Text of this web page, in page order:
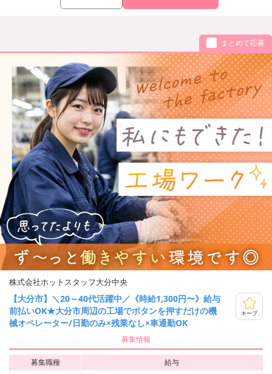
まとめて応募
株式会社ホットスタッフ大分中央
【大分市】＼20～40代活躍中／《時給1,300円〜》給与
前払いOK★大分市周辺の工場でボタンを押すだけの機
械オペレーター/日勤のみ×残業なし×車通勤OK
キープ
募集情報
募集職種
給与